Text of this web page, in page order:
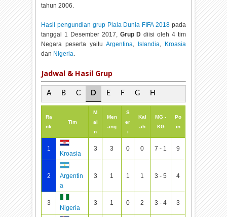
tahun 2006.
Hasil pengundian grup Piala Dunia FIFA 2018pada
tanggal 1 Desember 2017, Grup D diisi oleh 4 tim
Negara peserta yaitu Argentina Islandia
Kroasia
dan Nigeria
Jadwal & Hasil Grup
A B C D E F G H
Ra
nk
Tim
M
ai
n
Men
ang
S
er
i
Kal
ah
MG -
KG
Po
in
1
Kroasia
3 3 0 0 7 - 1 9
2
Argentin
a
3 1 1 1 3 - 5 4
3
Nigeria
3 1 0 2 3 - 4 3